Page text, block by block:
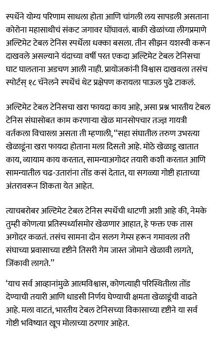
स्पर्धेने योग्य परिणाम साधला होता आणि चांगली लय सापडली असताना
कोरोना महासाथीचं संकट जगावर घोंघावलं. बाकी खेळांच्या लीगप्रमाणे
अल्टिमेट टेबल टेनिस स्पर्धेला धक्का बसला. तीन सीझन यशस्वी करून
दाखवले असल्याने यंदाच्या वर्षी परत एकदा अल्टिमेट टेबल टेनिसचा
घाट घालताना अडचण आली नाही. प्रायोजकांनी विश्वास दाखवला तसंच
स्पोर्टस् १८ चॅनेलने स्पर्धेचं थेट प्रक्षेपण करायला पाऊल पुढे टाकलं.
अल्टिमेट टेबल टेनिसचा खरा फायदा काय आहे, असा प्रश्न भारतीय टेबल
टेनिस संघासोबत काम करणाऱ्‍या खेळ मानसोपचार तज्ज्ञ गायत्री
वर्तकला विचारला असता ती म्हणाली, ‘‘सहा संघातील तरुण उभरत्या
खेळाडूंना खरा फायदा होताना मला दिसतो आहे. मोठे खेळाडू खातात
काय, व्यायाम काय करतात, सामन्याअगोदर तयारी कशी करतात आणि
सामन्यातील चढ-उतारांना तोंड कसं देतात, या सगळ्या गोष्टी हाताच्या
अंतरावरून शिकता येत आहेत.
त्याचबरोबर अल्टिमेट टेबल टेनिस स्पर्धेची धाटणी अशी आहे की, नेमके
तुम्ही कोणत्या प्रतिस्पर्ध्यासमोर खेळणार आहात, हे फक्त एक तास
अगोदर कळतं. तसंच सामना दोन सलग गेम्स हरून गमावला तरी
संघाच्या प्रवासाच्या दृष्टीने तिसरी गेम जास्त जोमाने खेळावी लागते,
जिंकावी लागते.’’
‘याच सर्व आव्हानांमुळे आत्मविश्वास, कोणत्याही परिस्थितीला तोंड
देण्याची तयारी आणि धाडसी निर्णय घेण्याची क्षमता खेळाडूंची वाढते
आहे. मला वाटतं, भारतीय टेबल टेनिसच्या विकासाच्या दृष्टीने या सर्व
गोष्टी भविष्यात खूप मोलाच्या ठरणार आहेत.